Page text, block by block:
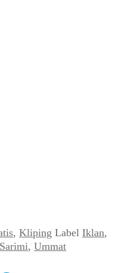
, Kliping Label Iklan,
Sarimi, Ummat